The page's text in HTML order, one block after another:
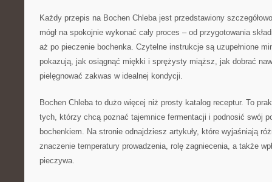
Każdy przepis na Bochen Chleba jest przedstawiony
mógł na spokojnie wykonać cały proces – od przygotowania
aż po pieczenie bochenka. Czytelne instrukcje są uzupełnione
pokazują, jak osiągnąć miękki i sprężysty miąższ, jak dobrać
pielęgnować zakwas w idealnej kondycji.
Bochen Chleba to dużo więcej niż prosty katalog receptur. To
tych, którzy chcą poznać tajemnice fermentacji i podnosić swój
bochenkiem. Na stronie odnajdziesz artykuły, które wyjaśniają
znaczenie temperatury prowadzenia, rolę zagniecenia, a także
pieczywa.